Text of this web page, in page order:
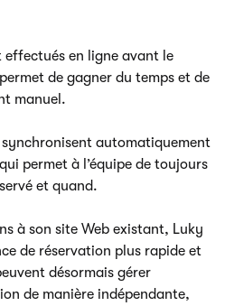
effectués en ligne avant le
de gagner du temps et de
manuel.
synchronisent automatiquement
permet à l’équipe de toujours
et quand.
à son site Web existant, Luky
de réservation plus rapide et
désormais gérer
de manière indépendante,